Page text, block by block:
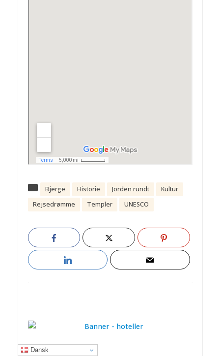
Bjerge Historie Jorden rundt
Kultur
Rejsedrømme
Templer UNESCO
Dansk